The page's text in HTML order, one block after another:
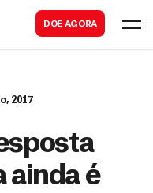
DOE AGORA
2017
ainda é